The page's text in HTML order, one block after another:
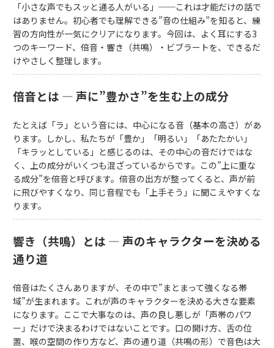
「小さな声でもスッと通る人がいる」──これは才能だけの話で
はありません。初心者でも理解できる”音の仕組み”を知ると、練
習の方向性が一気にクリアになります。今回は、よく耳にする3
つのキーワード、倍音・響き（共鳴）・ビブラートを、できるだ
けやさしく整理します。
倍音とは ― 声に”豊かさ”を生む上の成分
たとえば「ラ」という音には、中心になる音（基本の高さ）があ
ります。しかし、私たちが「豊か」「明るい」「あたたかい」
「キラッとしている」と感じるのは、その中心の音だけではな
く、上の成分がいくつも混ざっているからです。この”上に重な
る成分”を倍音と呼びます。倍音の出方が整ってくると、声が前
に飛びやすくなり、同じ音程でも「上手そう」に聞こえやすくな
ります。
響き（共鳴）とは ― 声のキャラクターを決める
通り道
倍音はたくさんありますが、その中で”まとまって強くなる帯
域”が生まれます。これが声のキャラクターを決める大きな要素
になります。ここで大事なのは、声の良し悪しが「声帯のパワ
ー」だけで決まるわけではないことです。口の開け方、舌の位
置、喉の空間の作り方など、声の通り道（共鳴の形）で音色は大